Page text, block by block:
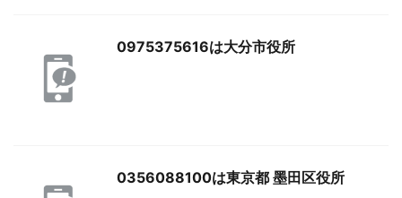
0975375616は大分市役所
0356088100は東京都 墨田区役所